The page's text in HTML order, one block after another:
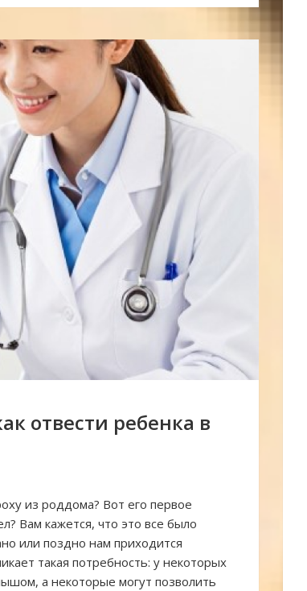
отвести ребенка в
из роддома? Вот его первое
Вам кажется, что это все было
или поздно нам приходится
такая потребность: у некоторых
а некоторые могут позволить